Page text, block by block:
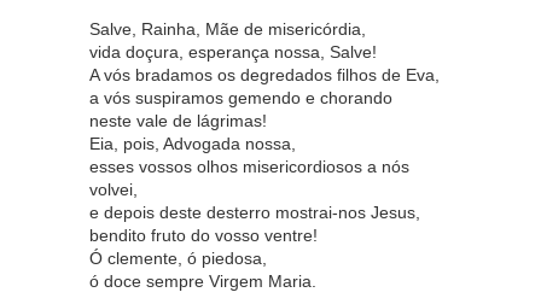
Salve, Rainha, Mãe de misericórdia,
vida doçura, esperança nossa, Salve!
A vós bradamos os degredados filhos de Eva,
a vós suspiramos gemendo e chorando
neste vale de lágrimas!
Eia, pois, Advogada nossa,
esses vossos olhos misericordiosos a nós
volvei,
e depois deste desterro mostrai-nos Jesus,
bendito fruto do vosso ventre!
Ó clemente, ó piedosa,
ó doce sempre Virgem Maria.